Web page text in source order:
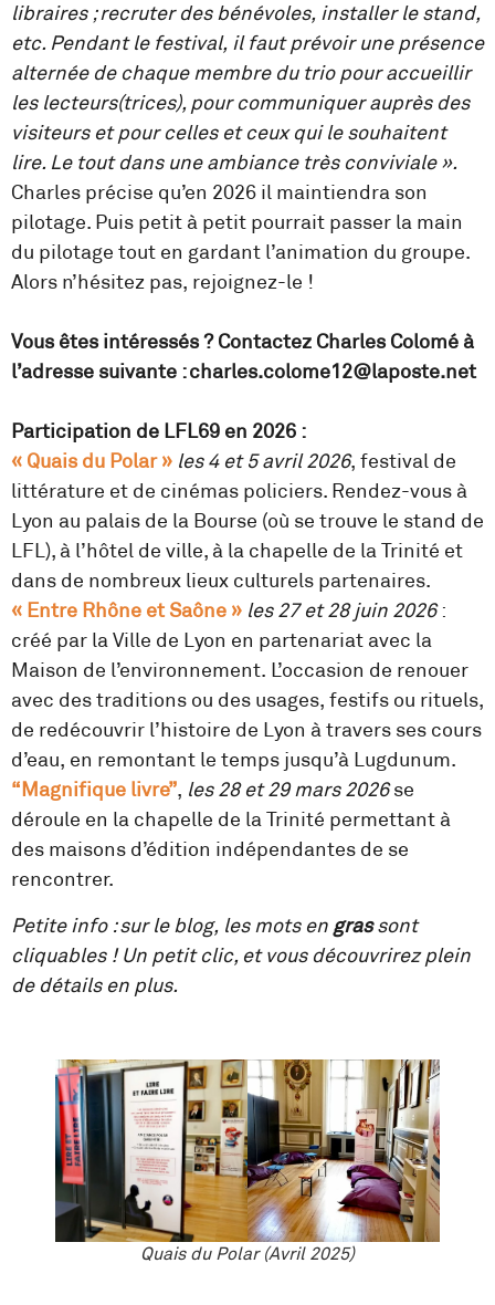
libraires ; recruter des bénévoles, installer le stand,
etc. Pendant le festival, il faut prévoir une présence
alternée de chaque membre du trio pour accueillir
les lecteurs(trices), pour communiquer auprès des
visiteurs et pour celles et ceux qui le souhaitent
lire. Le tout dans une ambiance très conviviale ».
Charles précise qu’en 2026 il maintiendra son
pilotage. Puis petit à petit pourrait passer la main
du pilotage tout en gardant l’animation du groupe.
Alors n’hésitez pas, rejoignez-le !
Vous êtes intéressés ? Contactez Charles Colomé à
l’adresse suivante : charles.colome12@laposte.net
Participation de LFL69 en 2026 :
« Quais du Polar » les 4 et 5 avril 2026, festival de
littérature et de cinémas policiers. Rendez-vous à
Lyon au palais de la Bourse (où se trouve le stand de
LFL), à l’hôtel de ville, à la chapelle de la Trinité et
dans de nombreux lieux culturels partenaires.
« Entre Rhône et Saône » les 27 et 28 juin 2026:
créé par la Ville de Lyon en partenariat avec la
Maison de l’environnement. L’occasion de renouer
avec des traditions ou des usages, festifs ou rituels,
de redécouvrir l’histoire de Lyon à travers ses cours
d’eau, en remontant le temps jusqu’à Lugdunum.
“Magnifique livre”, les 28 et 29 mars 2026se
déroule en la chapelle de la Trinité permettant à
des maisons d’édition indépendantes de se
rencontrer.
Petite info : sur le blog, les mots en grassont
cliquables ! Un petit clic, et vous découvrirez plein
de détails en plus.
Quais du Polar (Avril 2025)